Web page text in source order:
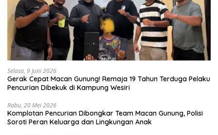
Selasa, 9 Juni 2026
Gerak Cepat Macan Gunung! Remaja 19 Tahun Terduga Pelaku
Pencurian Dibekuk di Kampung Wesiri
Rabu, 20 Mei 2026
Komplotan Pencurian Dibongkar Team Macan Gunung, Polisi
Soroti Peran Keluarga dan Lingkungan Anak